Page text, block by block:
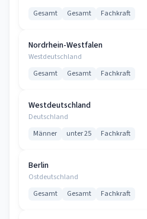
Gesamt Gesamt Fachkraft
Nordrhein-Westfalen
Westdeutschland
Gesamt Gesamt Fachkraft
Westdeutschland
Deutschland
Männer unter 25 Fachkraft
Berlin
Ostdeutschland
Gesamt Gesamt Fachkraft